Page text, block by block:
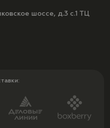
шоссе, д.3 с.1 ТЦ